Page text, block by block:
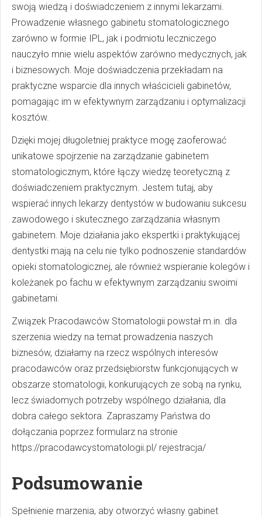
swoją wiedzą i doświadczeniem z innymi lekarzami.
Prowadzenie własnego gabinetu stomatologicznego
zarówno w formie IPL, jak i podmiotu leczniczego
nauczyło mnie wielu aspektów zarówno medycznych, jak
i biznesowych. Moje doświadczenia przekładam na
praktyczne wsparcie dla innych właścicieli gabinetów,
pomagając im w efektywnym zarządzaniu i optymalizacji
kosztów.
Dzięki mojej długoletniej praktyce mogę zaoferować
unikatowe spojrzenie na zarządzanie gabinetem
stomatologicznym, które łączy wiedzę teoretyczną z
doświadczeniem praktycznym. Jestem tutaj, aby
wspierać innych lekarzy dentystów w budowaniu sukcesu
zawodowego i skutecznego zarządzania własnym
gabinetem. Moje działania jako ekspertki i praktykującej
dentystki mają na celu nie tylko podnoszenie standardów
opieki stomatologicznej, ale również wspieranie kolegów i
koleżanek po fachu w efektywnym zarządzaniu swoimi
gabinetami.
Związek Pracodawców Stomatologii powstał m.in. dla
szerzenia wiedzy na temat prowadzenia naszych
biznesów, działamy na rzecz wspólnych interesów
pracodawców oraz przedsiębiorstw funkcjonujących w
obszarze stomatologii, konkurujących ze sobą na rynku,
lecz świadomych potrzeby wspólnego działania, dla
dobra całego sektora. Zapraszamy Państwa do
dołączania poprzez formularz na stronie
https://pracodawcystomatologii.pl/ rejestracja/
Podsumowanie
Spełnienie marzenia, aby otworzyć własny gabinet